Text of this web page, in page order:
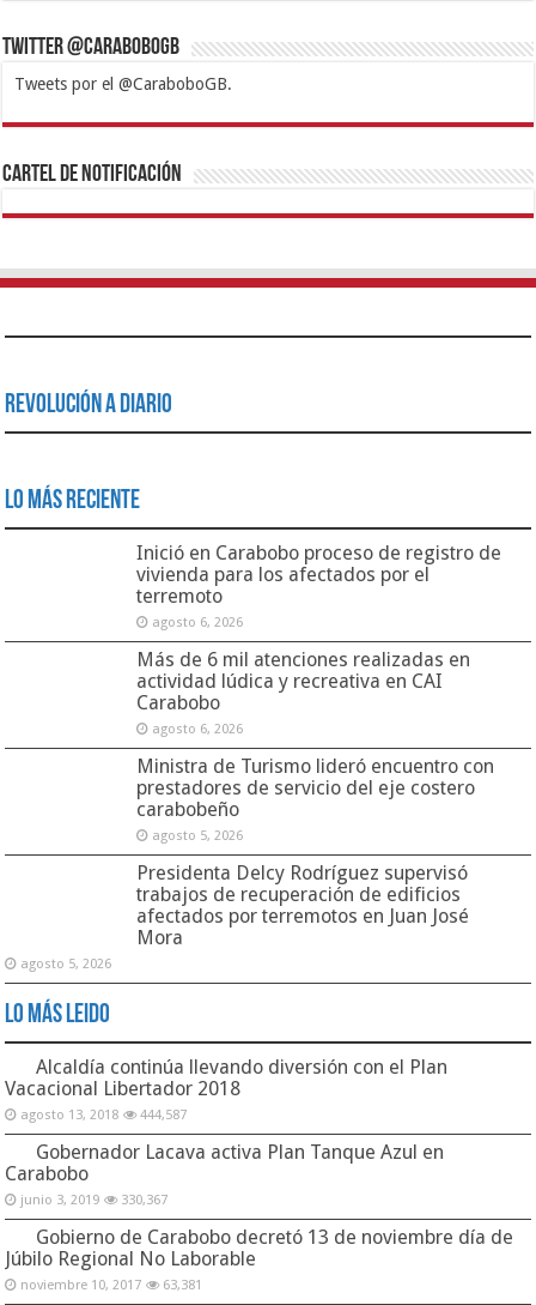
Twitter @CaraboboGB
Tweets por el @CaraboboGB.
1xbetBetturkeyBetistKralbetSupertotobetTipobetMatadorbetMariobet
https://mvbcasino.com/
Cartel de Notificación
Revolución a Diario
Lo Más Reciente
Inició en Carabobo proceso de registro de
vivienda para los afectados por el
terremoto
agosto 6, 2026
Más de 6 mil atenciones realizadas en
actividad lúdica y recreativa en CAI
Carabobo
agosto 6, 2026
Ministra de Turismo lideró encuentro con
prestadores de servicio del eje costero
carabobeño
agosto 5, 2026
Presidenta Delcy Rodríguez supervisó
trabajos de recuperación de edificios
afectados por terremotos en Juan José
Mora
agosto 5, 2026
Lo Más Leido
Alcaldía continúa llevando diversión con el Plan
Vacacional Libertador 2018
agosto 13, 2018 444,587
Gobernador Lacava activa Plan Tanque Azul en
Carabobo
junio 3, 2019 330,367
Gobierno de Carabobo decretó 13 de noviembre día de
Júbilo Regional No Laborable
noviembre 10, 2017 63,381